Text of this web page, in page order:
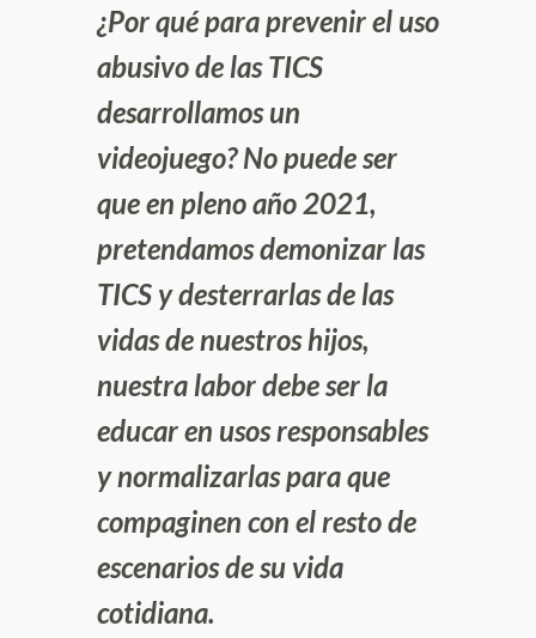
¿Por qué para prevenir el uso
abusivo de las TICS
desarrollamos un
videojuego? No puede ser
que en pleno año 2021,
pretendamos demonizar las
TICS y desterrarlas de las
vidas de nuestros hijos,
nuestra labor debe ser la
educar en usos responsables
y normalizarlas para que
compaginen con el resto de
escenarios de su vida
cotidiana.